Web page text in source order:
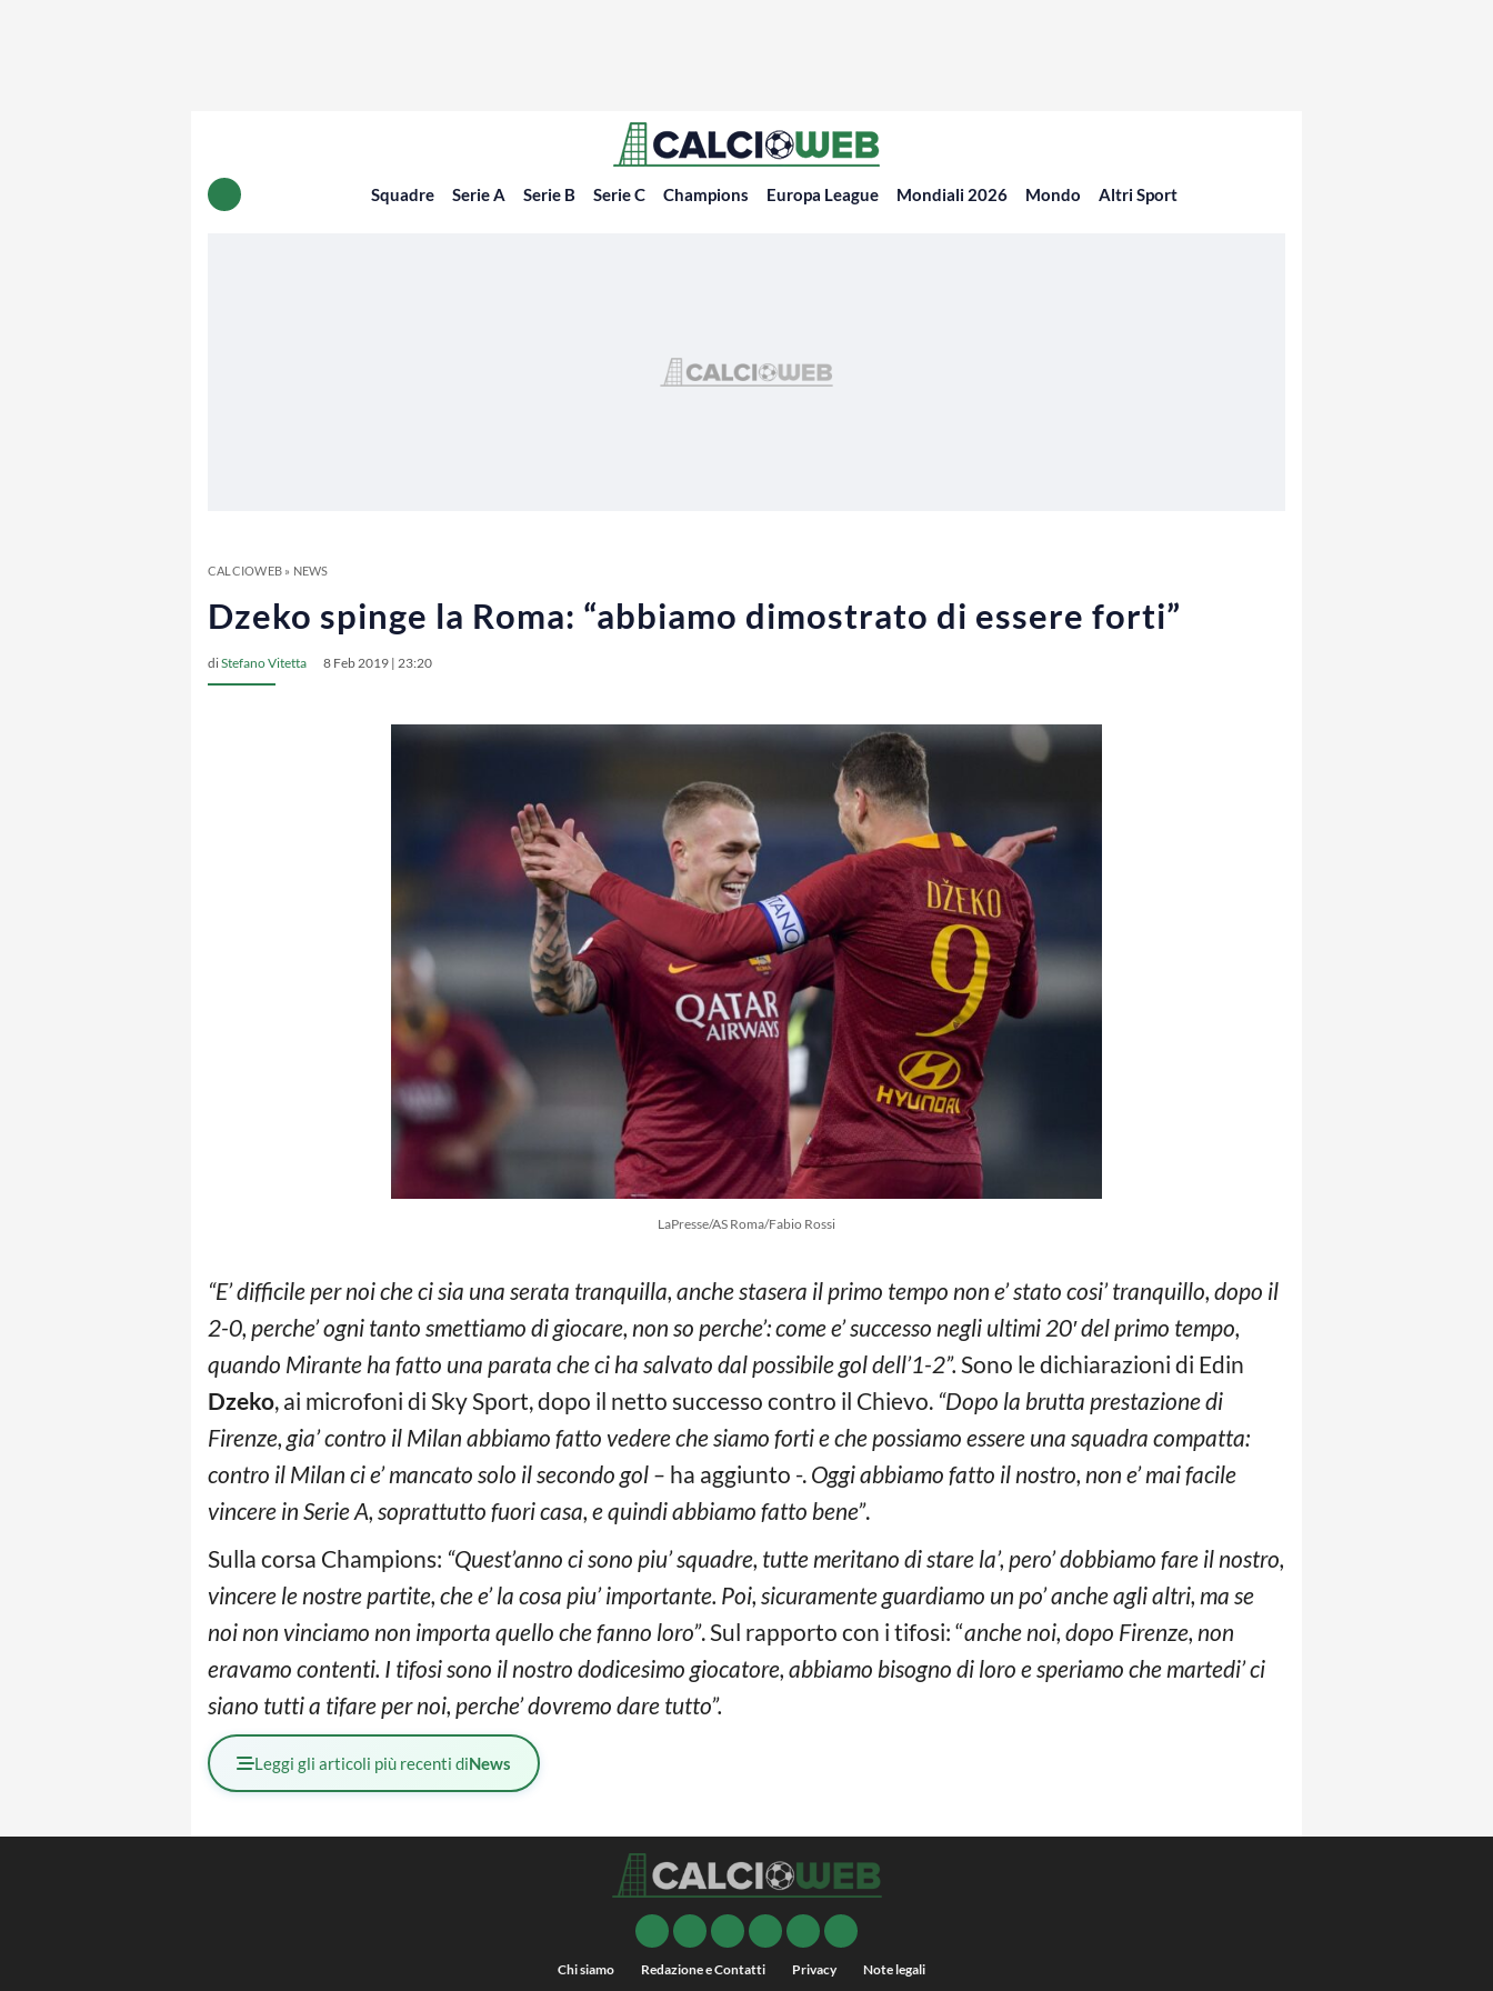
Squadre Serie A Serie B Serie C Champions Europa League Mondiali 2026 Mondo Altri Sport
CALCIOWEB» NEWS
Dzeko spinge la Roma: “abbiamo dimostrato di essere forti”
diStefano Vitetta 8 Feb 2019 | 23:20
LaPresse/AS Roma/Fabio Rossi
“E’ difficile per noi che ci sia una serata tranquilla, anche stasera il primo tempo non e’ stato cosi’ tranquillo, dopo il
2-0, perche’ ogni tanto smettiamo di giocare, non so perche’: come e’ successo negli ultimi 20′ del primo tempo,
quando Mirante ha fatto una parata che ci ha salvato dal possibile gol dell’1-2”. Sono le dichiarazioni di Edin
Dzeko, ai microfoni di Sky Sport, dopo il netto successo contro il Chievo. “Dopo la brutta prestazione di
Firenze, gia’ contro il Milan abbiamo fatto vedere che siamo forti e che possiamo essere una squadra compatta:
contro il Milan ci e’ mancato solo il secondo gol – ha aggiunto -. Oggi abbiamo fatto il nostro, non e’ mai facile
vincere in Serie A, soprattutto fuori casa, e quindi abbiamo fatto bene”.
Sulla corsa Champions: “Quest’anno ci sono piu’ squadre, tutte meritano di stare la’, pero’ dobbiamo fare il nostro,
vincere le nostre partite, che e’ la cosa piu’ importante. Poi, sicuramente guardiamo un po’ anche agli altri, ma se
noi non vinciamo non importa quello che fanno loro”. Sul rapporto con i tifosi: “anche noi, dopo Firenze, non
eravamo contenti. I tifosi sono il nostro dodicesimo giocatore, abbiamo bisogno di loro e speriamo che martedi’ ci
siano tutti a tifare per noi, perche’ dovremo dare tutto”.
Leggi gli articoli più recenti diNews
Chi siamo Redazione e Contatti Privacy Note legali